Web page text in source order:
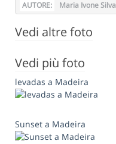
AUTORE:
Maria Ivone Silva
Vedi altre foto
Vedi più foto
levadas a Madeira
Sunset a Madeira